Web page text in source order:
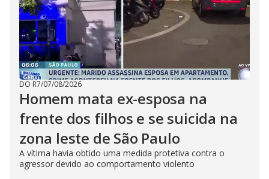
DO R7/07/08/2026
Homem mata ex-esposa na
frente dos filhos e se suicida na
zona leste de São Paulo
A vítima havia obtido uma medida protetiva contra o
agressor devido ao comportamento violento